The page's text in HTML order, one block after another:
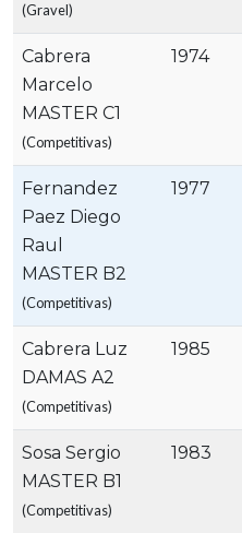
(Gravel)
Cabrera
Marcelo
MASTER C1
(Competitivas)
1974
Fernandez
Paez Diego
Raul
MASTER B2
(Competitivas)
1977
Cabrera Luz
DAMAS A2
(Competitivas)
1985
Sosa Sergio
MASTER B1
(Competitivas)
1983